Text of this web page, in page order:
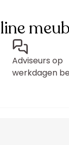
Adviseurs op
werkdagen